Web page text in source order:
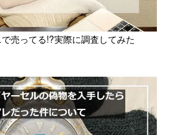
売ってる!?実際に調査してみた